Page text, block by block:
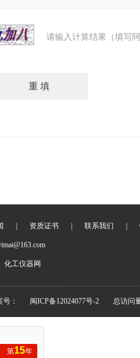
请输入计算结果（填写
资质证书 联系我们
化工仪器网
： 闽ICP备12024077号-2 总访问
第15年